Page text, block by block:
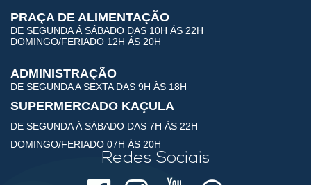
PRAÇA DE ALIMENTAÇÃO
DE SEGUNDA Á SÁBADO DAS 10H ÁS 22H
DOMINGO/FERIADO 12H ÁS 20H
ADMINISTRAÇÃO
DE SEGUNDA A SEXTA DAS 9H ÀS 18H
SUPERMERCADO KAÇULA
DE SEGUNDA Á SÁBADO DAS 7H ÀS 22H
DOMINGO/FERIADO 07H ÁS 20H
Redes Sociais